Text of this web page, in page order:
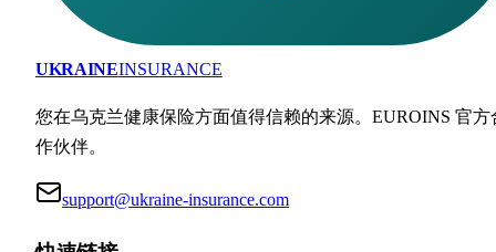
UKRAINEINSURANCE
您在乌克兰健康保险方面值得信赖的来源。EUROINS 官方
作伙伴。
support@ukraine-insurance.com